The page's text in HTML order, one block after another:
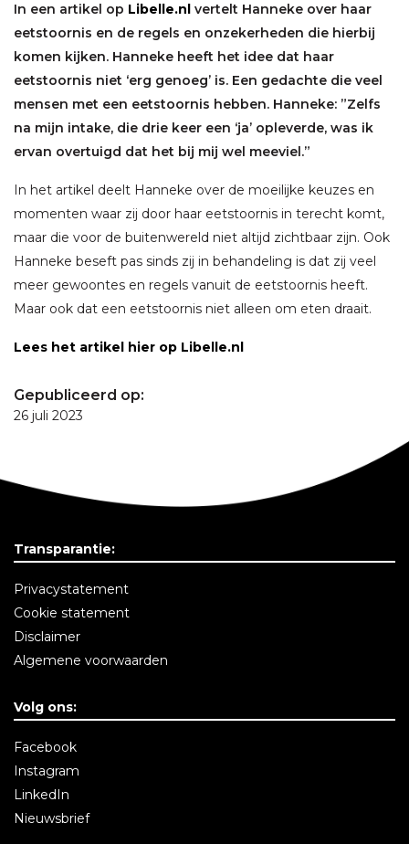
In een artikel op Libelle.nl vertelt Hanneke over haar
eetstoornis en de regels en onzekerheden die hierbij
komen kijken. Hanneke heeft het idee dat haar
eetstoornis niet ‘erg genoeg’ is. Een gedachte die veel
mensen met een eetstoornis hebben. Hanneke: ”Zelfs
na mijn intake, die drie keer een ‘ja’ opleverde, was ik
ervan overtuigd dat het bij mij wel meeviel.”
In het artikel deelt Hanneke over de moeilijke keuzes en
momenten waar zij door haar eetstoornis in terecht komt,
maar die voor de buitenwereld niet altijd zichtbaar zijn. Ook
Hanneke beseft pas sinds zij in behandeling is dat zij veel
meer gewoontes en regels vanuit de eetstoornis heeft.
Maar ook dat een eetstoornis niet alleen om eten draait.
Lees het artikel hier op Libelle.nl
Gepubliceerd op:
26 juli 2023
Transparantie:
Privacystatement
Cookie statement
Disclaimer
Algemene voorwaarden
Volg ons:
Facebook
Instagram
LinkedIn
Nieuwsbrief